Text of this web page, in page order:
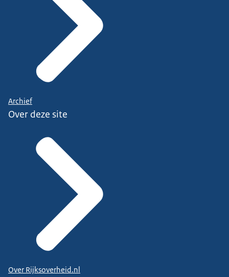
Archief
Over deze site
Over Rijksoverheid.nl